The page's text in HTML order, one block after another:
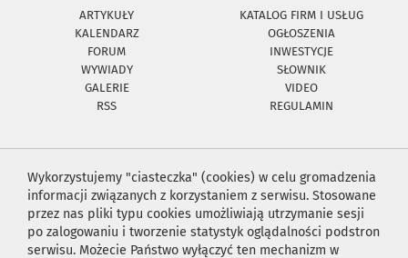
ARTYKUŁY
KATALOG FIRM I USŁUG
KALENDARZ
OGŁOSZENIA
FORUM
INWESTYCJE
WYWIADY
SŁOWNIK
GALERIE
VIDEO
RSS
REGULAMIN
Wykorzystujemy "ciasteczka" (cookies) w celu gromadzenia
informacji związanych z korzystaniem z serwisu. Stosowane
przez nas pliki typu cookies umożliwiają utrzymanie sesji
po zalogowaniu i tworzenie statystyk oglądalności podstron
serwisu. Możecie Państwo wyłączyć ten mechanizm w